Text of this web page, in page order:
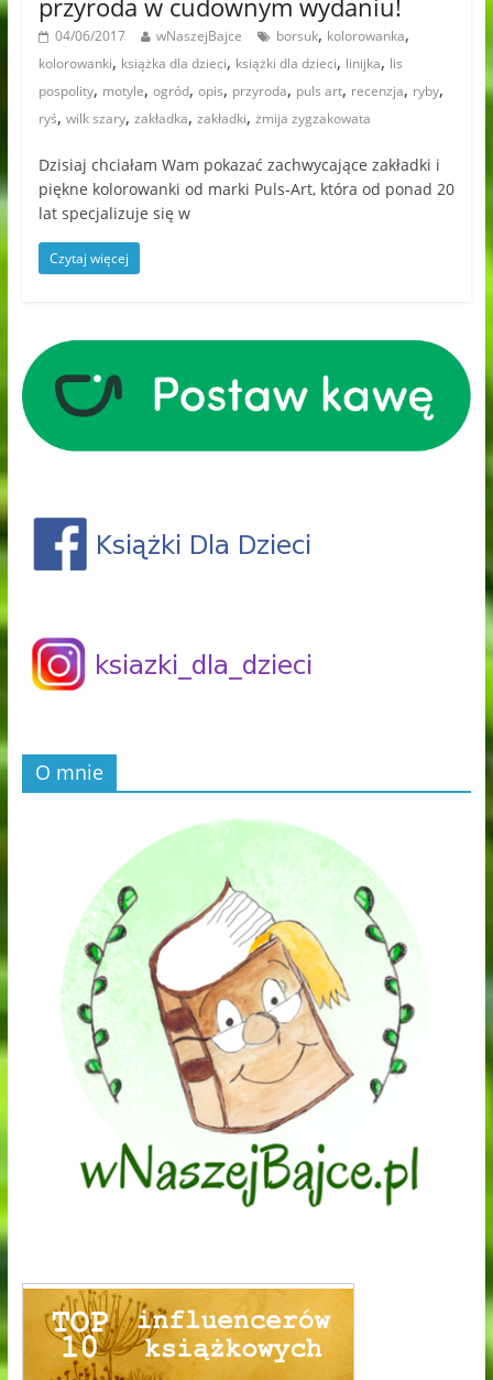
przyroda w cudownym wydaniu!
04/06/2017 wNaszejBajce borsuk, kolorowanka,
kolorowanki, książka dla dzieci, książki dla dzieci, linijka, lis
pospolity, motyle, ogród, opis, przyroda, puls art, recenzja, ryby,
ryś, wilk szary, zakładka, zakładki, żmija zygzakowata
Dzisiaj chciałam Wam pokazać zachwycające zakładki i
piękne kolorowanki od marki Puls-Art, która od ponad 20
lat specjalizuje się w
Czytaj więcej
O mnie